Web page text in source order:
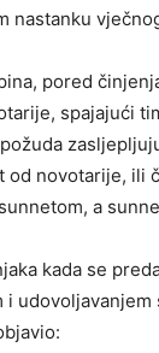
nastanku
pored
spajajući
od novotarije, ili
a
kada se
udovoljavanjem